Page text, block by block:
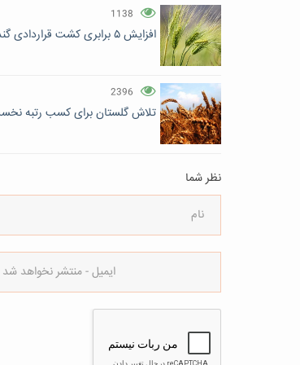
1138
افزایش ۵ برابری کشت قراردادی گندم در فارس
2396
تلاش گلستان برای کسب رتبه
نظر شما